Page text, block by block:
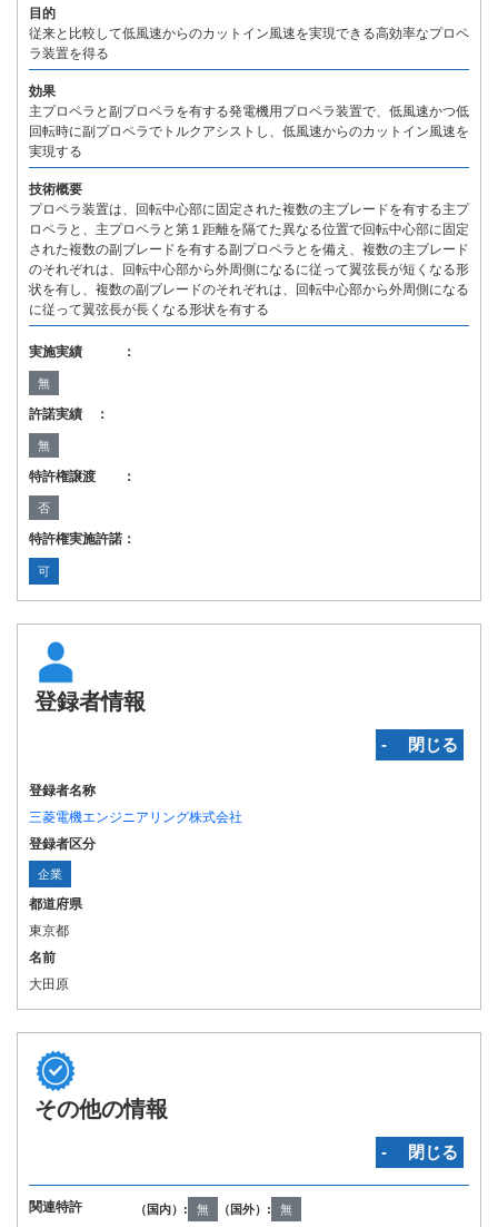
目的
従来と比較して低風速からのカットイン風速を実現できる高効率なプロペ
ラ装置を得る
効果
主プロペラと副プロペラを有する発電機用プロペラ装置で、低風速かつ低
回転時に副プロペラでトルクアシストし、低風速からのカットイン風速を
実現する
技術概要
プロペラ装置は、回転中心部に固定された複数の主ブレードを有する主プ
ロペラと、主プロペラと第１距離を隔てた異なる位置で回転中心部に固定
された複数の副ブレードを有する副プロペラとを備え、複数の主ブレード
のそれぞれは、回転中心部から外周側になるに従って翼弦長が短くなる形
状を有し、複数の副ブレードのそれぞれは、回転中心部から外周側になる
に従って翼弦長が長くなる形状を有する
実施実績 ：
無
許諾実績 ：
無
特許権譲渡 ：
否
特許権実施許諾：
可
登録者情報
‐ 閉じる
登録者名称
三菱電機エンジニアリング株式会社
登録者区分
企業
都道府県
東京都
名前
大田原
その他の情報
‐ 閉じる
関連特許 （国内）: 無 （国外）: 無